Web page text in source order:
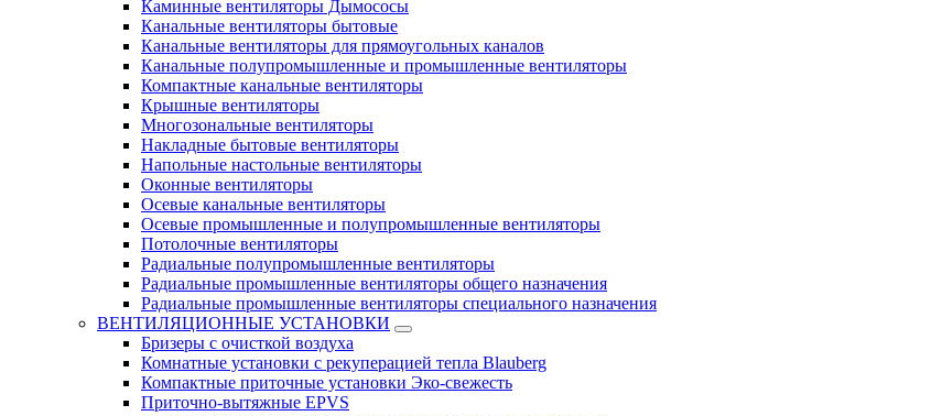
Каминные вентиляторы Дымососы
Канальные вентиляторы бытовые
Канальные вентиляторы для прямоугольных каналов
Канальные полупромышленные и промышленные вентиляторы
Компактные канальные вентиляторы
Крышные вентиляторы
Многозональные вентиляторы
Накладные бытовые вентиляторы
Напольные настольные вентиляторы
Оконные вентиляторы
Осевые канальные вентиляторы
Осевые промышленные и полупромышленные вентиляторы
Потолочные вентиляторы
Радиальные полупромышленные вентиляторы
Радиальные промышленные вентиляторы общего назначения
Радиальные промышленные вентиляторы специального назначения
ВЕНТИЛЯЦИОННЫЕ УСТАНОВКИ
Бризеры с очисткой воздуха
Комнатные установки с рекуперацией тепла Blauberg
Компактные приточные установки Эко-свежесть
Приточно-вытяжные EPVS